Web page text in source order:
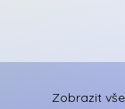
Zobrazit vše